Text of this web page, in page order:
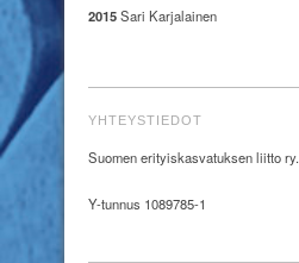
2015Sari Karjalainen
YHTEYSTIEDOT
Suomen erityiskasvatuksen liitto ry.
Y-tunnus 1089785-1